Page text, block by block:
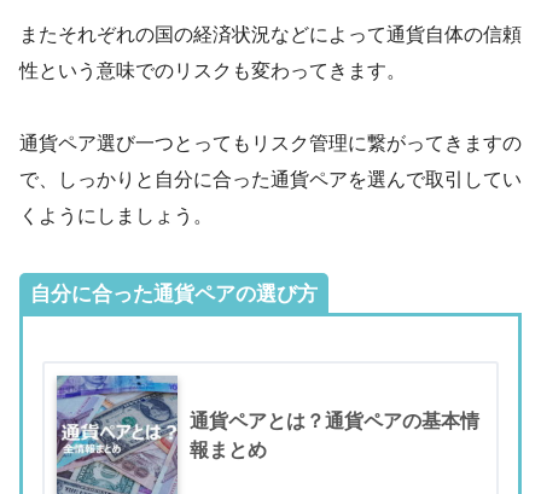
またそれぞれの国の経済状況などによって通貨自体の信頼
性という意味でのリスクも変わってきます。
通貨ペア選び一つとってもリスク管理に繋がってきますの
で、しっかりと自分に合った通貨ペアを選んで取引してい
くようにしましょう。
自分に合った通貨ペアの選び方
通貨ペアとは？通貨ペアの基本情
報まとめ